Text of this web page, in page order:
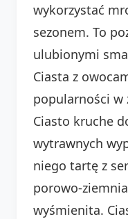
wykorzystać
sezonem. To
ulubionymi
Ciasta z
popularności w
Ciasto kruche
wytrawnych
niego tartę z
porowo-
wyśmienita.